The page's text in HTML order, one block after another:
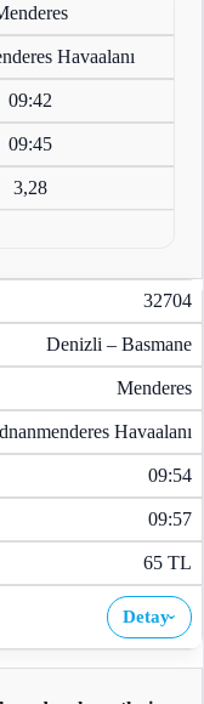
Havaalanı
09:42
09:45
3,28
32704
Denizli – Basmane
Menderes
Havaalanı
09:54
09:57
65 TL
Detay›